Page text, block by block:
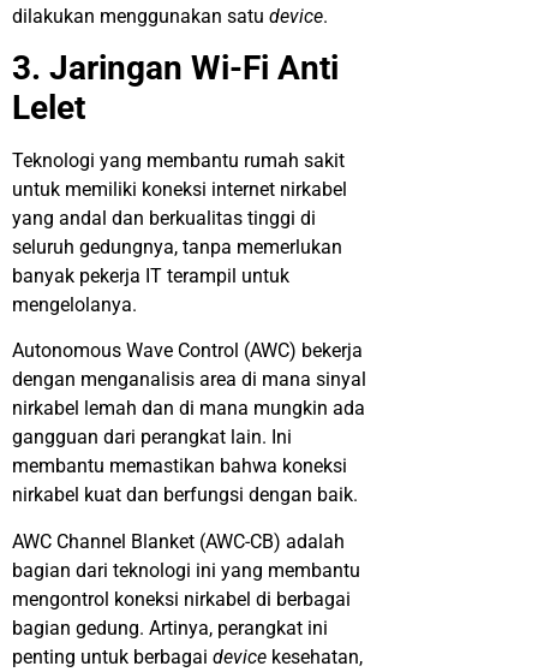
dilakukan menggunakan satu device.
3. Jaringan Wi-Fi Anti
Lelet
Teknologi yang membantu rumah sakit
untuk memiliki koneksi internet nirkabel
yang andal dan berkualitas tinggi di
seluruh gedungnya, tanpa memerlukan
banyak pekerja IT terampil untuk
mengelolanya.
Autonomous Wave Control (AWC) bekerja
dengan menganalisis area di mana sinyal
nirkabel lemah dan di mana mungkin ada
gangguan dari perangkat lain. Ini
membantu memastikan bahwa koneksi
nirkabel kuat dan berfungsi dengan baik.
AWC Channel Blanket (AWC-CB) adalah
bagian dari teknologi ini yang membantu
mengontrol koneksi nirkabel di berbagai
bagian gedung. Artinya, perangkat ini
penting untuk berbagai device kesehatan,